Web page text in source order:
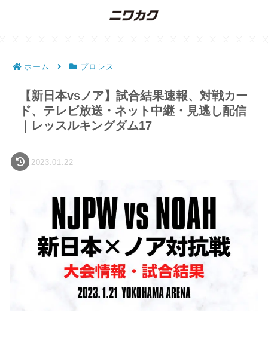
ホーム プロレス
【新日本vsノア】試合結果速報、対戦カー
ド、テレビ放送・ネット中継・見逃し配信
｜レッスルキングダム17
2023.01.22